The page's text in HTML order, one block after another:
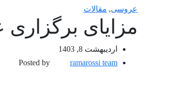
عروسی, مقالات
مزایای برگزاری
اردیبهشت 8, 1403
Posted by
ramarossi team